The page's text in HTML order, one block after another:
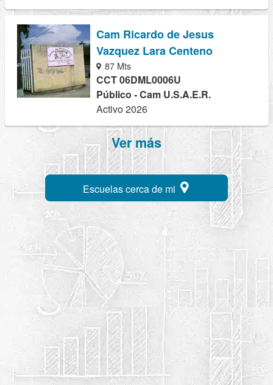
Cam Ricardo de Jesus
Vazquez Lara Centeno
87 Mts
CCT 06DML0006U
Público - Cam U.S.A.E.R.
Activo 2026
Ver más
Escuelas cerca de mi